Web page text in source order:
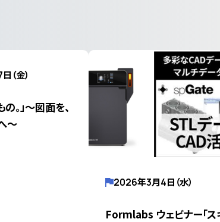
金）
。」～図面を、
～
2026年3月4日（水）
Formlabs ウェビナー「ス